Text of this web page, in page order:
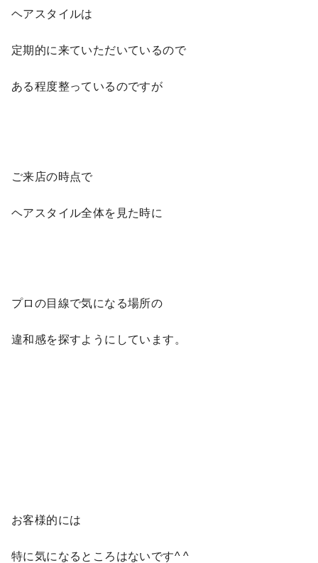
ヘアスタイルは
定期的に来ていただいているので
ある程度整っているのですが
ご来店の時点で
ヘアスタイル全体を見た時に
プロの目線で気になる場所の
違和感を探すようにしています。
お客様的には
特に気になるところはないです^ ^